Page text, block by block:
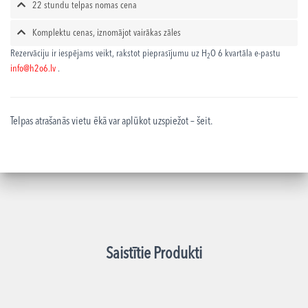
22 stundu telpas nomas cena
Komplektu cenas, iznomājot vairākas zāles
Rezervāciju ir iespējams veikt, rakstot pieprasījumu uz H2O 6 kvartāla e-pastu
info@h2o6.lv .
Telpas atrašanās vietu ēkā var aplūkot uzspiežot – šeit.
Saistītie Produkti